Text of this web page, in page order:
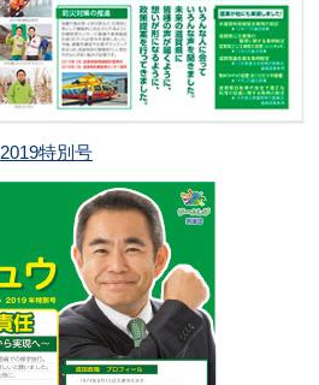
2019特別号